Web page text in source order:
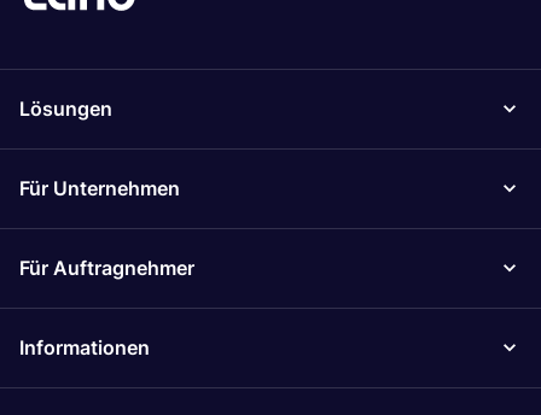
Lösungen
Für Unternehmen
Für Auftragnehmer
Informationen